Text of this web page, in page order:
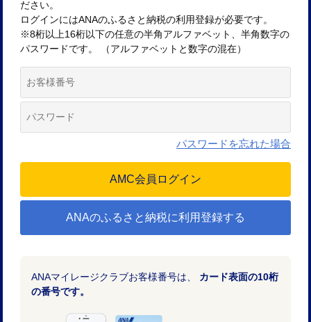
ださい。
ログインにはANAのふるさと納税の利用登録が必要です。
※8桁以上16桁以下の任意の半角アルファベット、半角数字の
パスワードです。 （アルファベットと数字の混在）
パスワードを忘れた場合
ANAのふるさと納税に利用登録する
ANAマイレージクラブお客様番号は、 カード表面の10桁
の番号です。